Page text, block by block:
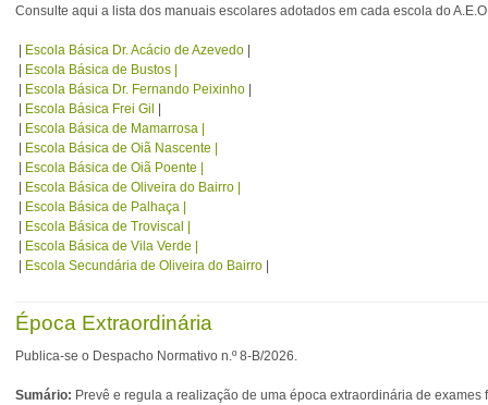
Consulte aqui a lista dos manuais escolares adotados em cada escola do
Escola Básica Dr. Acácio de Azevedo
Escola Básica de Bustos |
Escola Básica Dr. Fernando Peixinho
Escola Básica Frei Gil
Escola Básica de Mamarrosa |
Escola Básica de Oiã Nascente |
Escola Básica de Oiã Poente |
Escola Básica de Oliveira do Bairro |
Escola Básica de Palhaça |
Escola Básica de Troviscal |
Escola Básica de Vila Verde |
Escola Secundária de Oliveira do Bairro
Época Extraordinária
Publica-se o Despacho Normativo n.º 8-B/2026.
Sumário: Prevê e regula a realização de uma época extraordinária de